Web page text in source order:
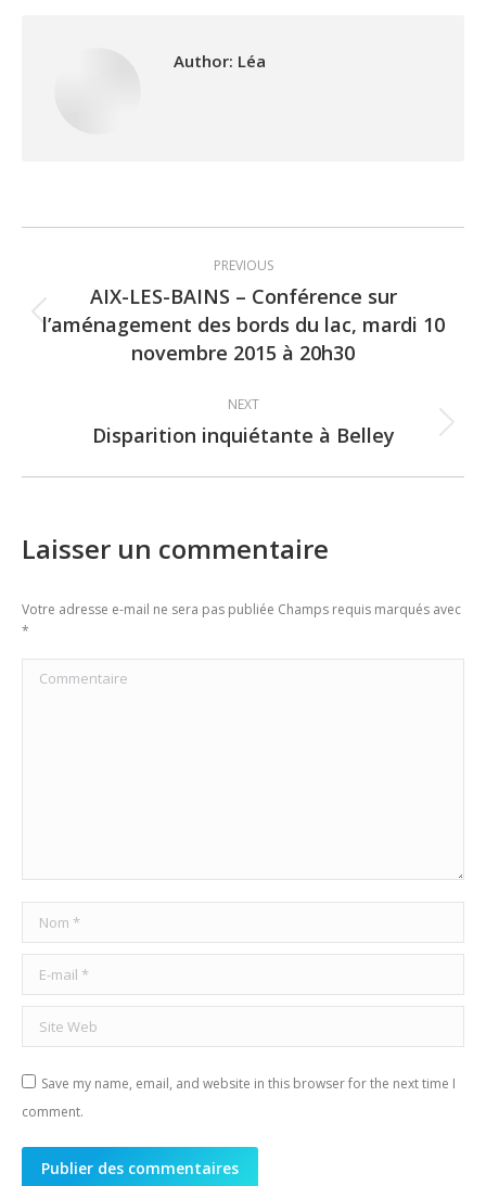
Author: Léa
navigation
PREVIOUS
Previous
post:
AIX-LES-BAINS – Conférence sur
l’aménagement des bords du lac, mardi 10
novembre 2015 à 20h30
NEXT
Next
Disparition inquiétante à Belley
Laisser un commentaire
Votre adresse e-mail ne sera pas publiée Champs requis marqués avec
*
Commentaire
Nom *
E-mail *
Site Web
Save my name, email, and website in this browser for the next time I
comment.
Publier des commentaires